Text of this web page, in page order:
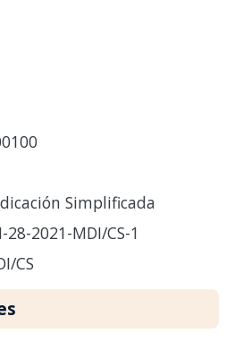
Simplificada
28-2021-MDI/CS-1
CS